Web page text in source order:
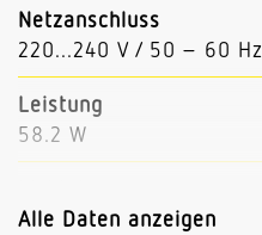
Netzanschluss
220...240 V / 50 – 60 Hz
Leistung
58.2 W
9582 lm
Alle Daten anzeigen